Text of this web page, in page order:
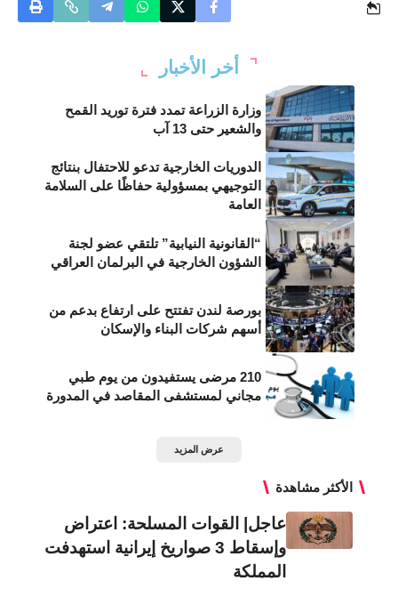
أخر الأخبار
وزارة الزراعة تمدد فترة توريد القمح
والشعير حتى 13 آب
الدوريات الخارجية تدعو للاحتفال بنتائج
التوجيهي بمسؤولية حفاظًا على السلامة
العامة
“القانونية النيابية” تلتقي عضو لجنة
الشؤون الخارجية في البرلمان العراقي
بورصة لندن تفتتح على ارتفاع بدعم من
أسهم شركات البناء والإسكان
210 مرضى يستفيدون من يوم طبي
مجاني لمستشفى المقاصد في المدورة
عرض المزيد
الأكثر مشاهدة
عاجل| القوات المسلحة: اعتراض
وإسقاط 3 صواريخ إيرانية استهدفت
المملكة